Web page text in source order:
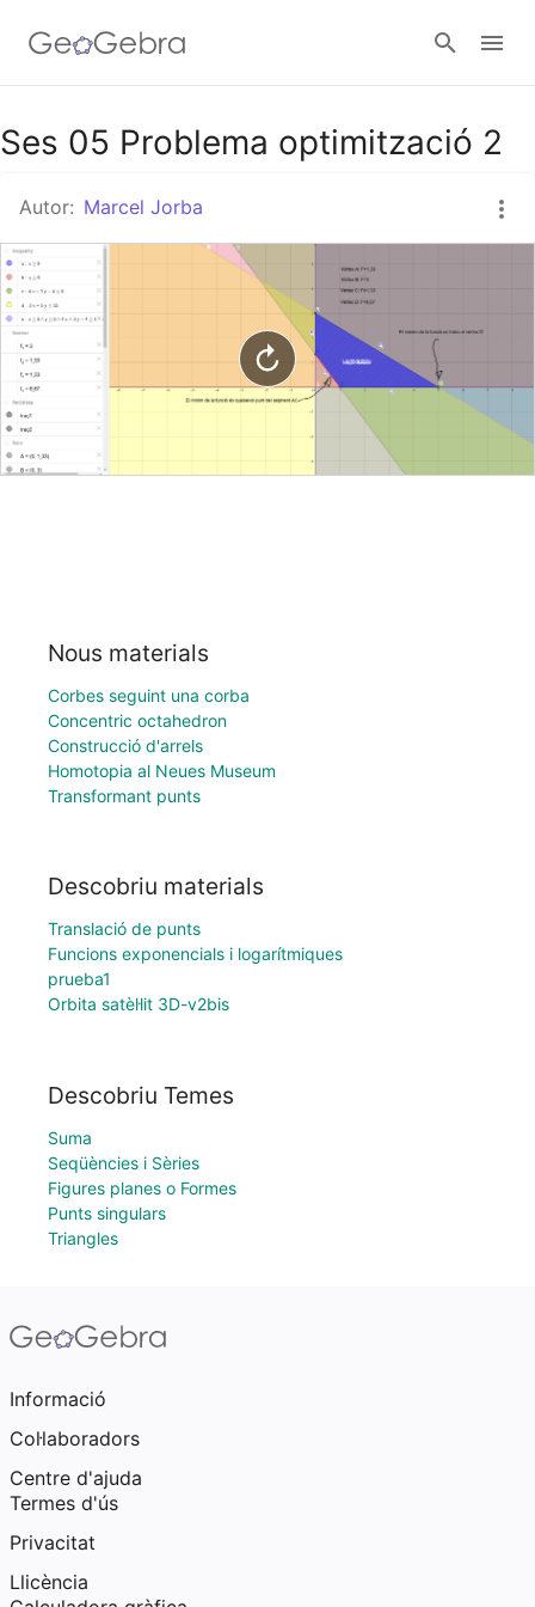
Google Classroom
Aula GeoGebra
Valideu-vos
Ses 05 Problema optimització 2
Autor: Marcel Jorba
Nous materials
Corbes seguint una corba
Concentric octahedron
Construcció d'arrels
Homotopia al Neues Museum
Transformant punts
Descobriu materials
Translació de punts
Funcions exponencials i logarítmiques
prueba1
Orbita satèl·lit 3D-v2bis
Descobriu Temes
Suma
Seqüències i Sèries
Figures planes o Formes
Punts singulars
Triangles
Informació
Col·laboradors
Centre d'ajuda
Termes d'ús
Privacitat
Llicència